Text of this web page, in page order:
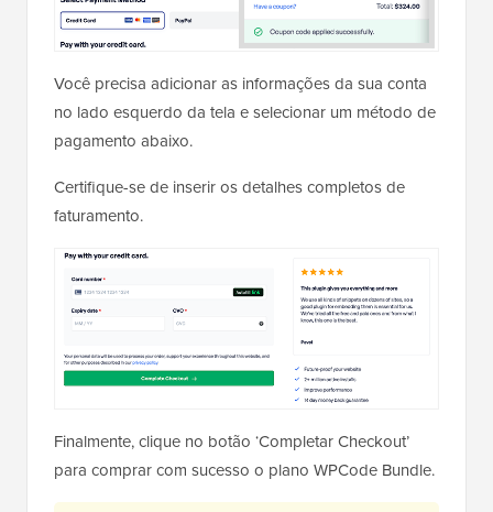
Você precisa adicionar as informações da sua conta
no lado esquerdo da tela e selecionar um método de
pagamento abaixo.
Certifique-se de inserir os detalhes completos de
faturamento.
Finalmente, clique no botão ‘Completar Checkout’
para comprar com sucesso o plano WPCode Bundle.